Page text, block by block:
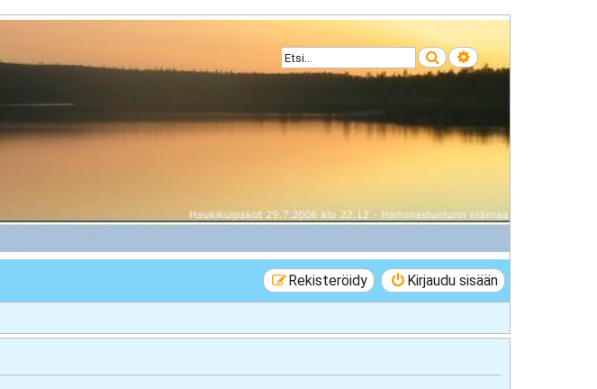
Etsi Tarkennettu haku
Kirjaudu sisään
Rekisteröidy